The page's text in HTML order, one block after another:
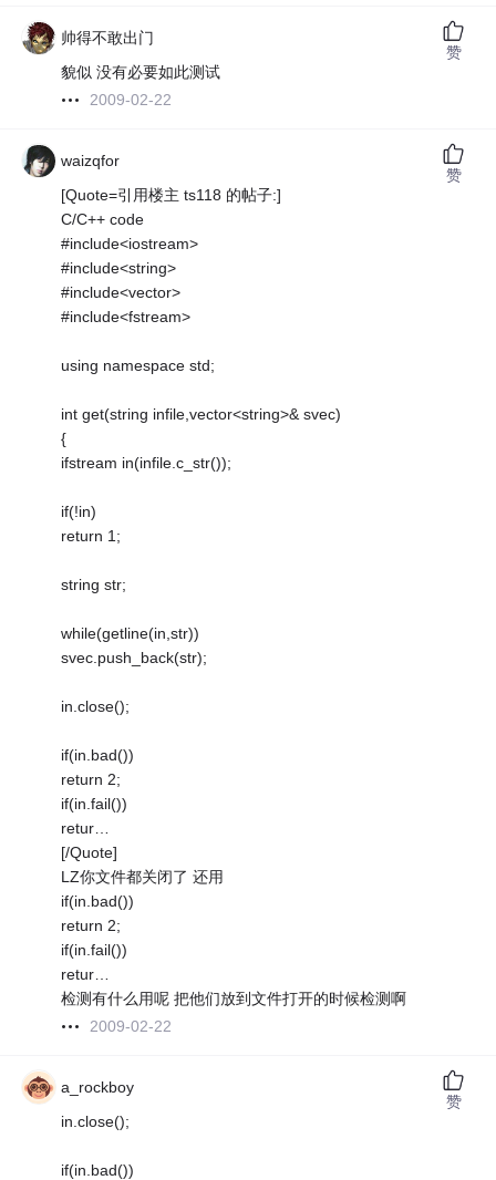
帅得不敢出门
貌似 没有必要如此测试
2009-02-22
赞
waizqfor
[Quote=引用楼主 ts118 的帖子:]
C/C++ code
#include<iostream>
#include<string>
#include<vector>
#include<fstream>
using namespace std;
int get(string infile,vector<string>& svec)
{
ifstream in(infile.c_str());
if(!in)
return 1;
string str;
while(getline(in,str))
svec.push_back(str);
in.close();
if(in.bad())
return 2;
if(in.fail())
retur…
[/Quote]
LZ你文件都关闭了 还用
if(in.bad())
return 2;
if(in.fail())
retur…
检测有什么用呢 把他们放到文件打开的时候检测啊
2009-02-22
赞
a_rockboy
in.close();
if(in.bad())
赞